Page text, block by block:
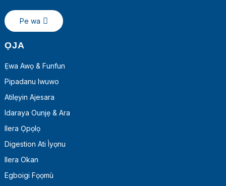
Pe wa
ỌJA
Ẹwa Awọ & Funfun
Pipadanu Iwuwo
Atilẹyin Ajesara
Idaraya Ounjẹ & Ara
Ilera Ọpọlọ
Digestion Ati Ìyọnu
Ilera Okan
Egboigi Fọọmù